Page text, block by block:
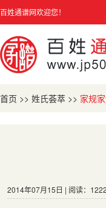
百姓通谱网欢迎您！
首页 >> 姓氏荟萃 >> 家规
2014年07月15日 | 阅读：